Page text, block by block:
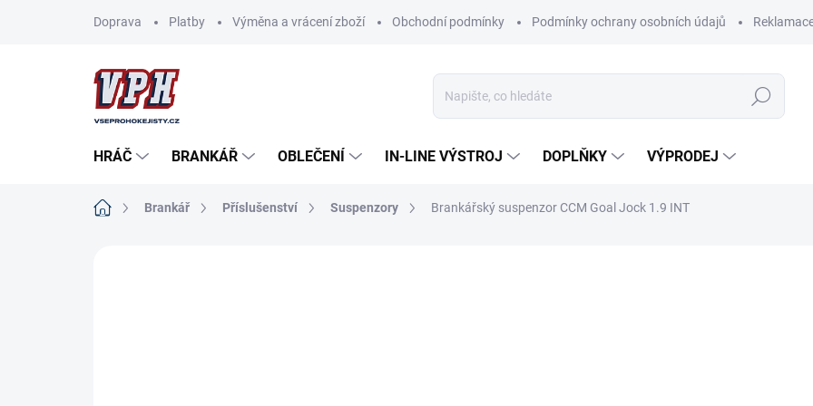
Doprava Platby Výměna a vrácení zboží Obchodní podmínky Podmínky ochrany osobních údajů
Hledat
HRÁČ BRANKÁŘ OBLEČENÍ IN-LINE VÝSTROJ DOPLŇKY VÝPRODEJ
Domů Brankář Příslušenství Suspenzory Brankářský suspenzor CCM Goal Jock 1.9 INT